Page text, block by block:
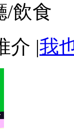
/飲食
介 |我